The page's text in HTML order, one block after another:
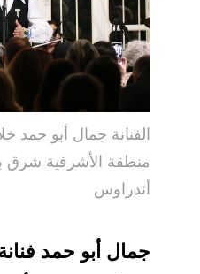
الفنانة جمال أبو حمد
منطقة الأشرفية شرق
أندراوس
جمال أبو حمد فنانة